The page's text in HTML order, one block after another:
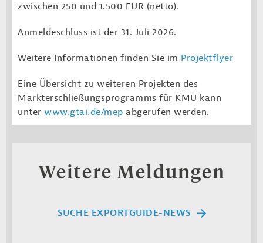
zwischen 250 und 1.500 EUR (netto).
Anmeldeschluss ist der 31. Juli 2026.
Weitere Informationen finden Sie im Projektflyer
Eine Übersicht zu weiteren Projekten des
Markterschließungsprogramms für KMU kann
unter www.gtai.de/mep abgerufen werden.
Weitere Meldungen
SUCHE EXPORTGUIDE-NEWS